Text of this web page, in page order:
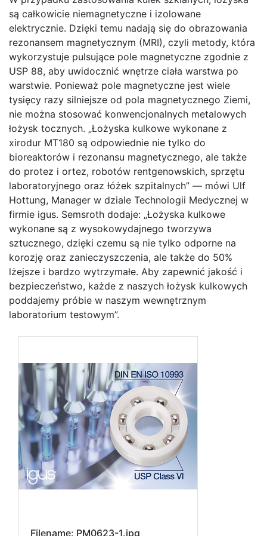
są całkowicie niemagnetyczne i izolowane
elektrycznie. Dzięki temu nadają się do obrazowania
rezonansem magnetycznym (MRI), czyli metody, która
wykorzystuje pulsujące pole magnetyczne zgodnie z
USP 88, aby uwidocznić wnętrze ciała warstwa po
warstwie. Ponieważ pole magnetyczne jest wiele
tysięcy razy silniejsze od pola magnetycznego Ziemi,
nie można stosować konwencjonalnych metalowych
łożysk tocznych. „Łożyska kulkowe wykonane z
xirodur MT180 są odpowiednie nie tylko do
bioreaktorów i rezonansu magnetycznego, ale także
do protez i ortez, robotów rentgenowskich, sprzętu
laboratoryjnego oraz łóżek szpitalnych” — mówi Ulf
Hottung, Manager w dziale Technologii Medycznej w
firmie igus. Semsroth dodaje: „Łożyska kulkowe
wykonane są z wysokowydajnego tworzywa
sztucznego, dzięki czemu są nie tylko odporne na
korozję oraz zanieczyszczenia, ale także do 50%
lżejsze i bardzo wytrzymałe. Aby zapewnić jakość i
bezpieczeństwo, każde z naszych łożysk kulkowych
poddajemy próbie w naszym wewnętrznym
laboratorium testowym”.
Filename: PM0623-1.jpg